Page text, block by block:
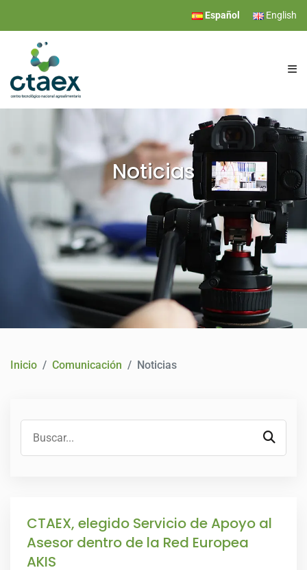
Español English
INVESTIGACIÓN
SERVICIOS
EVENTOS
COMUNICACIÓN
CONTACTO
Noticias
Inicio Comunicación Noticias
CTAEX, elegido Servicio de Apoyo al
Asesor dentro de la Red Europea
AKIS